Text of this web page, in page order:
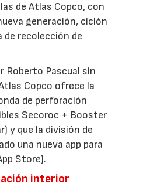
de Atlas Copco, con
generación, ciclón
recolección de
Roberto Pascual sin
Copco ofrece la
de perforación
Secoroc + Booster
y que la división de
una nueva app para
Store).
interior